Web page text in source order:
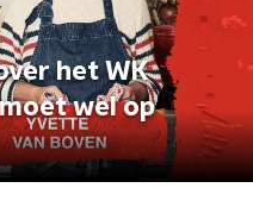
het WK
wel op